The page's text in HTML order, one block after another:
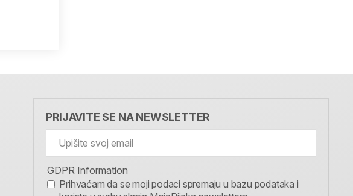
PRIJAVITE SE NA NEWSLETTER
GDPR Information
Prihvaćam da se moji podaci spremaju u bazu podataka i